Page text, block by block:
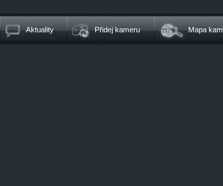
Aktuality Přidej kameru Mapa